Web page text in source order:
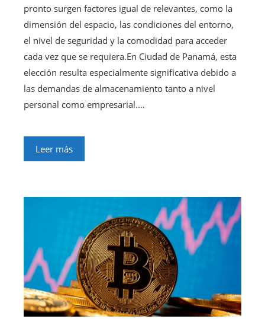
pronto surgen factores igual de relevantes, como la
dimensión del espacio, las condiciones del entorno,
el nivel de seguridad y la comodidad para acceder
cada vez que se requiera.En Ciudad de Panamá, esta
elección resulta especialmente significativa debido a
las demandas de almacenamiento tanto a nivel
personal como empresarial.…
Leer más